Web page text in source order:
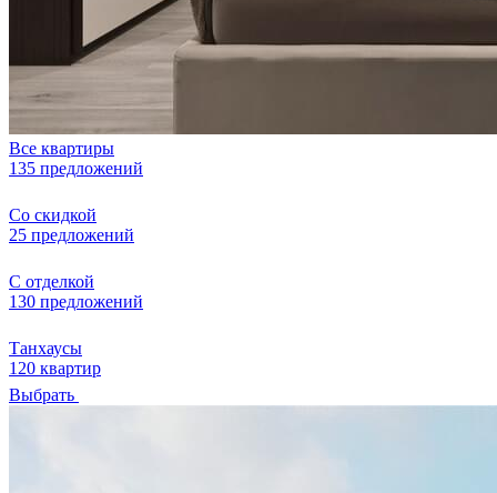
Все квартиры
135 предложений
Со скидкой
25 предложений
С отделкой
130 предложений
Танхаусы
120 квартир
Выбрать